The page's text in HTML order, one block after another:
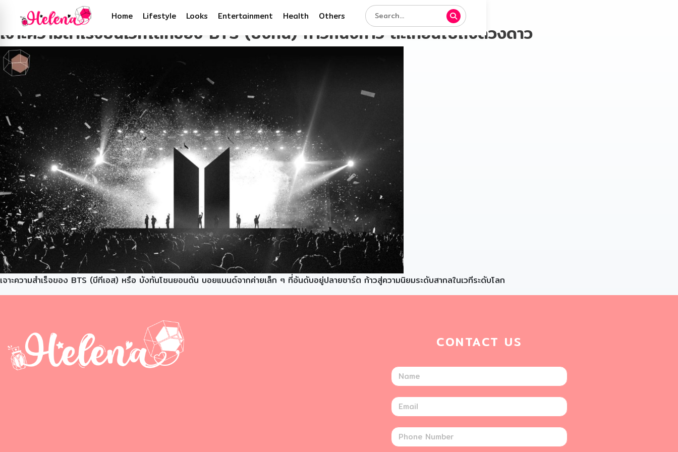
Home Lifestyle Looks Entertainment Health Others
Tag:บังทัน
เจาะความสำเร็จบนเวทีโลกของ BTS (บังทัน) ก้าวหนึ่งก้าว สะเทือนไปถึงดวงดาว
เจาะความสำเร็จของ BTS (บีทีเอส) หรือ บังทันโซนยอนดัน บอยแบนด์จากค่ายเล็ก ๆ ที่อันดับอยู่ปลายชาร์ต ก้าวสู่ความนิยมระดับสากลในเวทีระดับโลก
CONTACT US